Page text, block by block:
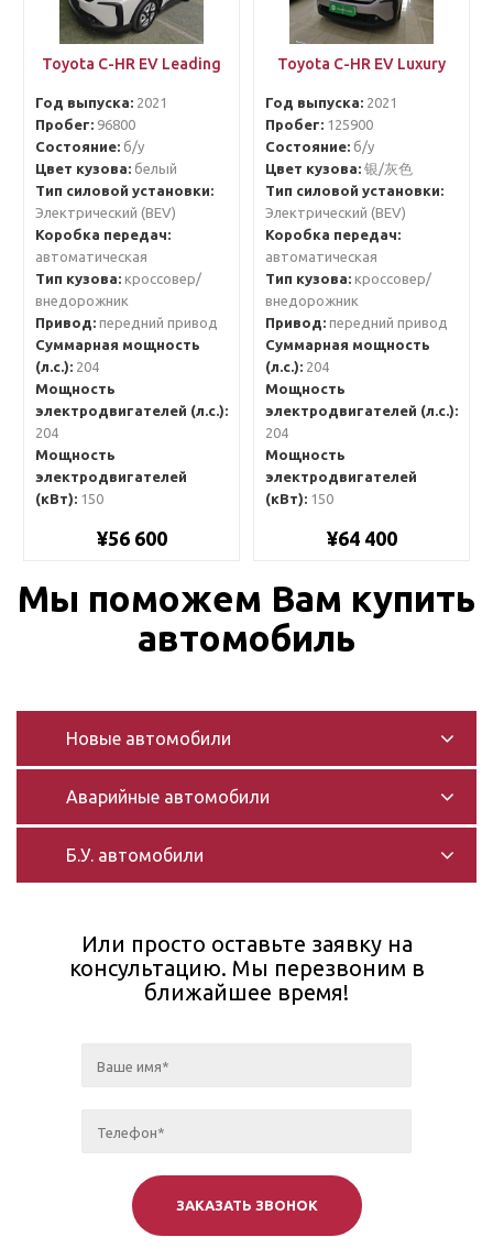
Toyota C-HR EV Leading
Год выпуска:2021
Пробег:96800
Состояние:б/у
Цвет кузова:белый
Тип силовой установки:
Электрический (BEV)
Коробка передач:
автоматическая
Тип кузова:кроссовер/
внедорожник
Привод:передний привод
Суммарная мощность
(л.с.):204
Мощность
электродвигателей (л.с.):
204
Мощность
электродвигателей
(кВт):150
¥56 600
Toyota C-HR EV Luxury
Год выпуска:2021
Пробег:125900
Состояние:б/у
Цвет кузова:银/灰色
Тип силовой установки:
Электрический (BEV)
Коробка передач:
автоматическая
Тип кузова:кроссовер/
внедорожник
Привод:передний привод
Суммарная мощность
(л.с.):204
Мощность
электродвигателей (л.с.):
204
Мощность
электродвигателей
(кВт):150
¥64 400
Мы поможем Вам купить
автомобиль
Новые автомобили
Аварийные автомобили
Б.У. автомобили
Или просто оставьте заявку на
консультацию. Мы перезвоним в
ближайшее время!